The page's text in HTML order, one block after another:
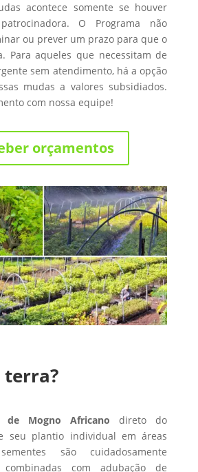
acontece somente se houver
O Programa não
ou prever um prazo para que o
Para aqueles que necessitam de
sem atendimento, há a opção
mudas a valores subsidiados.
com nossa equipe!
orçamentos
terra?
de Mogno Africano direto do
seu plantio individual em áreas
são cuidadosamente
com adubação de